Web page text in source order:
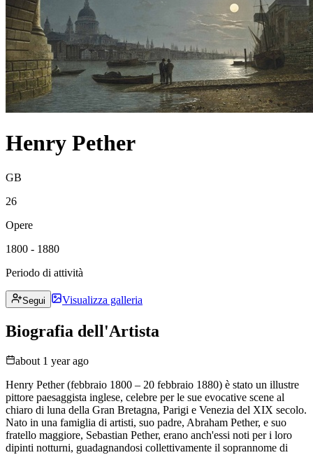
Henry Pether
GB
26
Opere
1800 - 1880
Periodo di attività
Segui Visualizza galleria
Biografia dell'Artista
about 1 year ago
Henry Pether (febbraio 1800 – 20 febbraio 1880) è stato un illustre
pittore paesaggista inglese, celebre per le sue evocative scene al
chiaro di luna della Gran Bretagna, Parigi e Venezia del XIX secolo.
Nato in una famiglia di artisti, suo padre, Abraham Pether, e suo
fratello maggiore, Sebastian Pether, erano anch'essi noti per i loro
dipinti notturni, guadagnandosi collettivamente il soprannome di